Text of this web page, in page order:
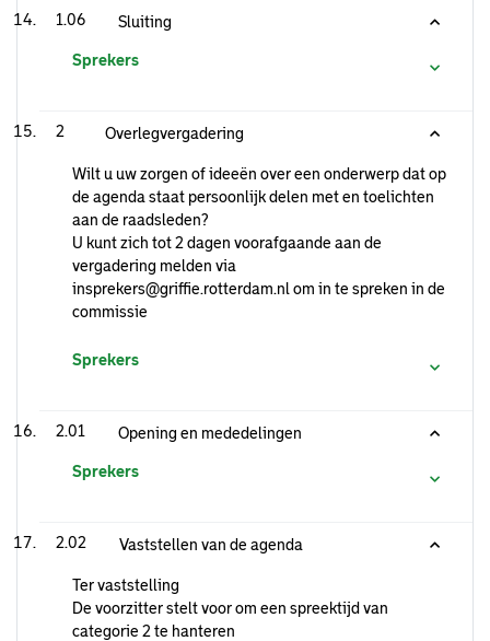
1.06 Sluiting
Sprekers
2 Overlegvergadering
Wilt u uw zorgen of ideeën over een onderwerp dat op
de agenda staat persoonlijk delen met en toelichten
aan de raadsleden?
U kunt zich tot 2 dagen voorafgaande aan de
vergadering melden via
insprekers@griffie.rotterdam.nl om in te spreken in de
commissie
Sprekers
2.01 Opening en mededelingen
Sprekers
2.02 Vaststellen van de agenda
Ter vaststelling
De voorzitter stelt voor om een spreektijd van
categorie 2 te hanteren